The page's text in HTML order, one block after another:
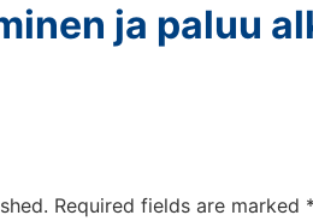
ja paluu
Required fields are marked *